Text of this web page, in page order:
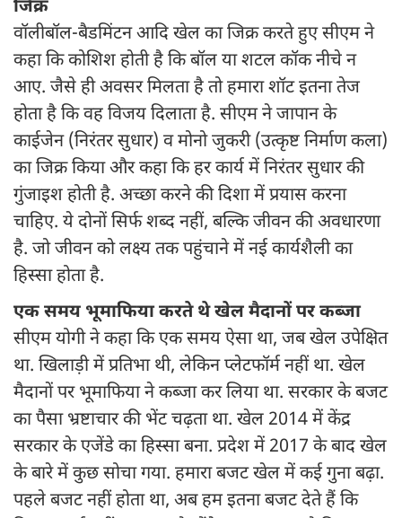
जिक्र
वॉलीबॉल-बैडमिंटन आदि खेल का जिक्र करते हुए सीएम ने
कहा कि कोशिश होती है कि बॉल या शटल कॉक नीचे न
आए. जैसे ही अवसर मिलता है तो हमारा शॉट इतना तेज
होता है कि वह विजय दिलाता है. सीएम ने जापान के
काईजेन (निरंतर सुधार) व मोनो जुकरी (उत्कृष्ट निर्माण कला)
का जिक्र किया और कहा कि हर कार्य में निरंतर सुधार की
गुंजाइश होती है. अच्छा करने की दिशा में प्रयास करना
चाहिए. ये दोनों सिर्फ शब्द नहीं, बल्कि जीवन की अवधारणा
है. जो जीवन को लक्ष्य तक पहुंचाने में नई कार्यशैली का
हिस्सा होता है.
एक समय भूमाफिया करते थे खेल मैदानों पर कब्जा
सीएम योगी ने कहा कि एक समय ऐसा था, जब खेल उपेक्षित
था. खिलाड़ी में प्रतिभा थी, लेकिन प्लेटफॉर्म नहीं था. खेल
मैदानों पर भूमाफिया ने कब्जा कर लिया था. सरकार के बजट
का पैसा भ्रष्टाचार की भेंट चढ़ता था. खेल 2014 में केंद्र
सरकार के एजेंडे का हिस्सा बना. प्रदेश में 2017 के बाद खेल
के बारे में कुछ सोचा गया. हमारा बजट खेल में कई गुना बढ़ा.
पहले बजट नहीं होता था, अब हम इतना बजट देते हैं कि